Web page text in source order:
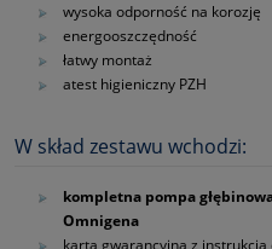
wysoka odporność na korozję
energooszczędność
łatwy montaż
atest higieniczny PZH
W skład zestawu wchodzi:
kompletna pompa
Omnigena
karta gwarancyjna z instrukcją